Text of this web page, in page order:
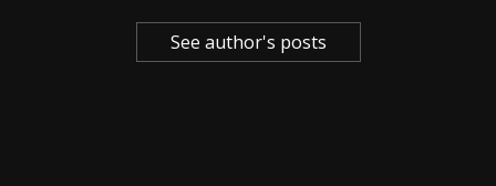
See author's posts